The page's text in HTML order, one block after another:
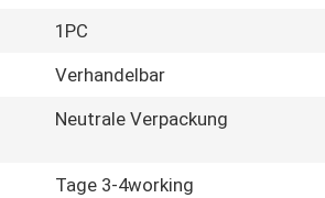
1PC
Verhandelbar
Neutrale Verpackung
Tage 3-4working